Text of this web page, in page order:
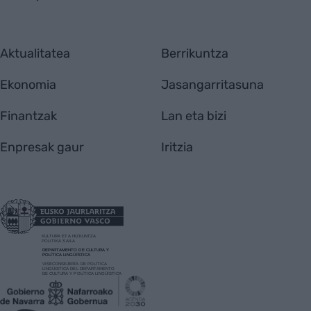
Aktualitatea
Ekonomia
Finantzak
Enpresak gaur
Berrikuntza
Jasangarritasuna
Lan eta bizi
Iritzia